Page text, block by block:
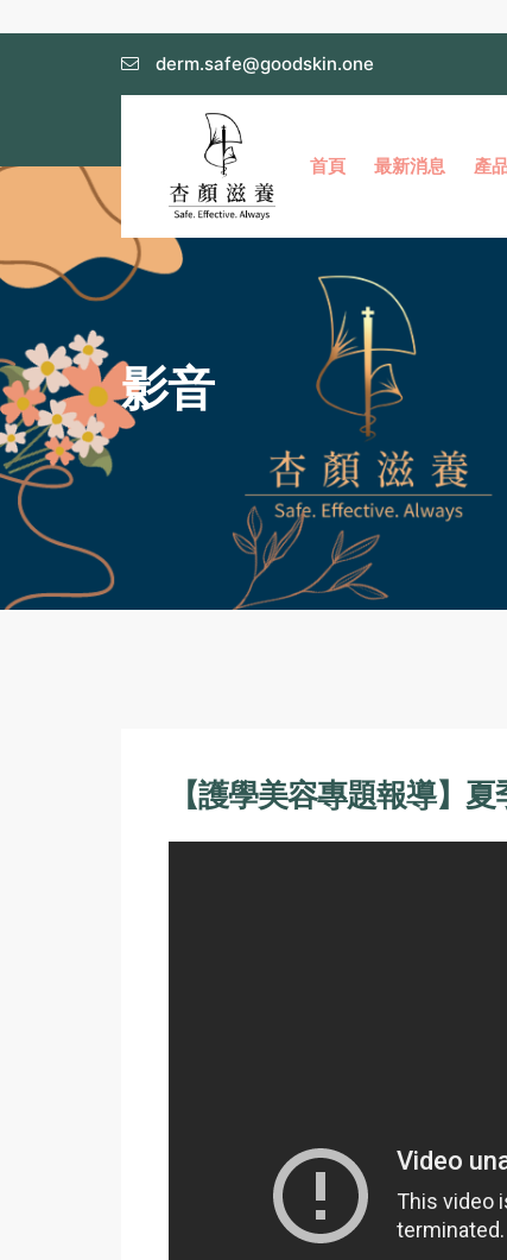
derm.safe@goodskin.one
首頁 最新消息 產
影音
【護學美容專題報導】